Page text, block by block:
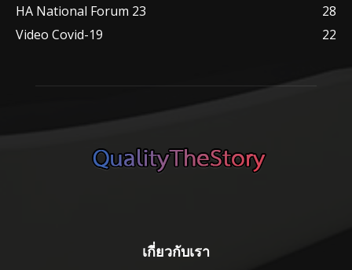
HA National Forum 23
28
Video Covid-19
22
เกี่ยวกับเรา